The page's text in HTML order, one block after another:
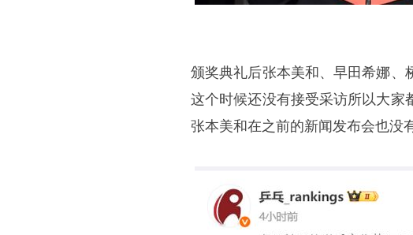
颁奖典礼后张本美和、早田希娜、
这个时候还没有接受采访所以大家
张本美和在之前的新闻发布会也没